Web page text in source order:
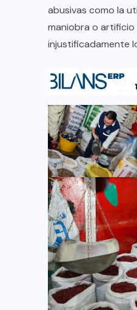
abusivas como la
maniobra o
injustificadamente